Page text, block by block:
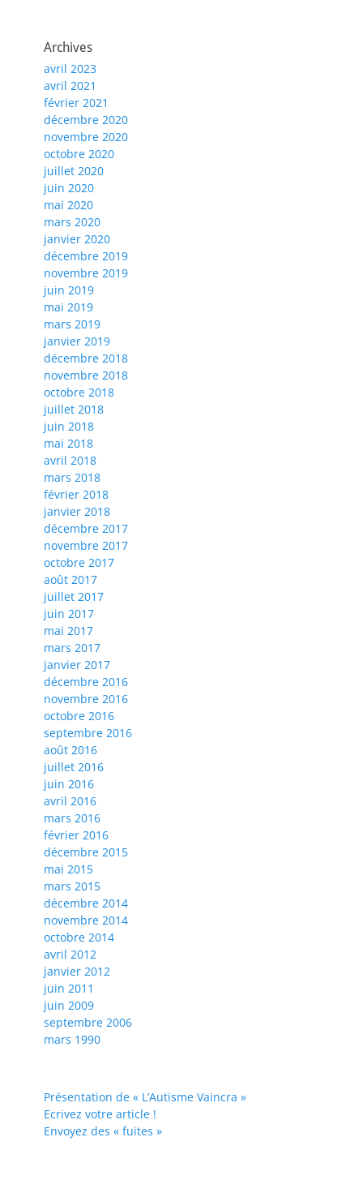
Archives
avril 2023
avril 2021
février 2021
décembre 2020
novembre 2020
octobre 2020
juillet 2020
juin 2020
mai 2020
mars 2020
janvier 2020
décembre 2019
novembre 2019
juin 2019
mai 2019
mars 2019
janvier 2019
décembre 2018
novembre 2018
octobre 2018
juillet 2018
juin 2018
mai 2018
avril 2018
mars 2018
février 2018
janvier 2018
décembre 2017
novembre 2017
octobre 2017
août 2017
juillet 2017
juin 2017
mai 2017
mars 2017
janvier 2017
décembre 2016
novembre 2016
octobre 2016
septembre 2016
août 2016
juillet 2016
juin 2016
avril 2016
mars 2016
février 2016
décembre 2015
mai 2015
mars 2015
décembre 2014
novembre 2014
octobre 2014
avril 2012
janvier 2012
juin 2011
juin 2009
septembre 2006
mars 1990
Présentation de « L’Autisme Vaincra »
Ecrivez votre article !
Envoyez des « fuites »